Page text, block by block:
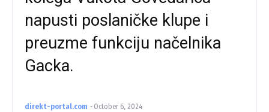
napusti poslaničke klupe i
preuzme funkciju načelnika
Gacka.
direkt-portal.com - October 6, 2024